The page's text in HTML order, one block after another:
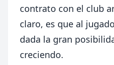
contrato con el club
claro, es que al
dada la gran
creciendo.